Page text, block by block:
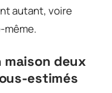
autant, voire
même.
deux
estimés